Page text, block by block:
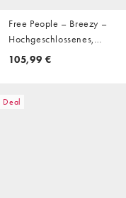
Free People – Breezy –
Hochgeschlossenes,
langärmliges Strickoberteil in
105,99 €
Deal